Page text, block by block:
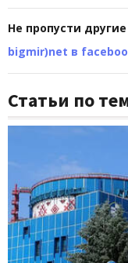
Не пропусти
bigmir)net в
Статьи по